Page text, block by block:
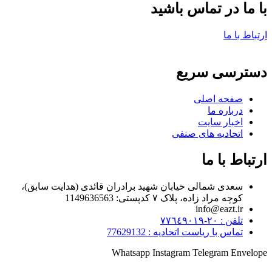
با ما در تماس باشید
ارتباط با ما
دسترسی سریع
صفحه اصلی
درباره ما
اخبار سایت
اتحادیه های صنفی
ارتباط با ما
سعدی شمالی خیابان شهید برادران قائدی (هدایت سابق)،
کوچه مراد زاده، پلاک ۷ کدپستی: 1149636563
info@eazt.ir
تلفن : ٢٠-٧٧٦٤٩٠١٩
تماس با ریاست اتحادیه : 77629132
Whatsapp Instagram Telegram Envelope